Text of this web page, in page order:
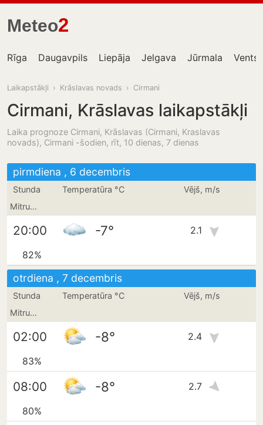
Meteo2
Rīga Daugavpils Liepāja Jelgava Jūrmala
Laikapstākļi › Krāslavas novads › Cirmani
Cirmani, Krāslavas laikapstākļi
Laika prognoze Cirmani, Krāslavas (Cirmani, Kraslavas
novads), Cirmani -šodien, rīt, 10 dienas, 7 dienas
pirmdiena , 6 decembris
Stunda Temperatūra °C
Vējš, m/s
Mitrums
20:00 -7° 2.1
82%
otrdiena , 7 decembris
Stunda Temperatūra °C
Vējš, m/s
Mitrums
02:00 -8° 2.4
83%
08:00 -8° 2.7
80%